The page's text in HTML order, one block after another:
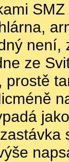
není,
ze
prostě